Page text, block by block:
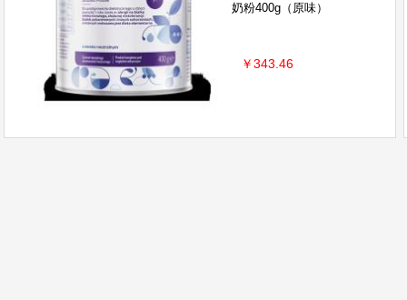
奶粉400g（原味）
￥343.46